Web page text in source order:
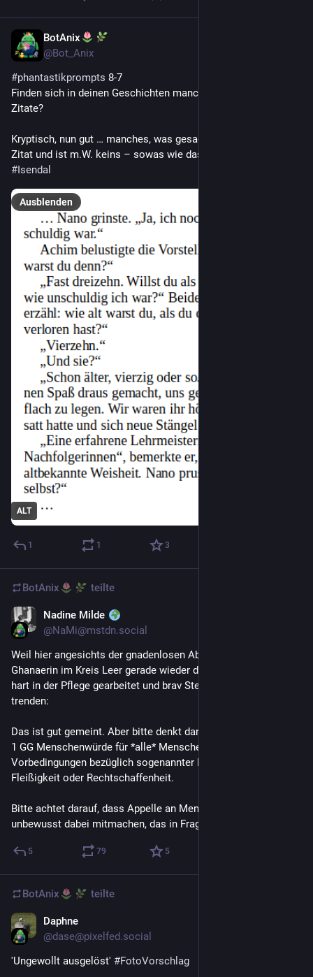
BotAnix
@Bot_Anix
#phantastikprompts 8-7
Finden sich in deinen Geschichten manchmal kryptische
Zitate?
Kryptisch, nun gut … manches, was gesagt wird, klingt wie ein
Zitat und ist m.W. keins – sowas wie das im Anhang.
#Isendal
ALT
Ausblenden
1 1 3
BotAnix teilte
Nadine Milde
@NaMi@mstdn.social
Weil hier angesichts der gnadenlosen Abschiebung einer
Ghanaerin im Kreis Leer gerade wieder die "aber sie hat doch
hart in der Pflege gearbeitet und brav Steuern bezahlt"-Posts
trenden:
Das ist gut gemeint. Aber bitte denkt daran, dass & warum Art.
1 GG Menschenwürde für *alle* Menschen gilt - ohne
Vorbedingungen bezüglich sogenannter Nützlichkeit,
Fleißigkeit oder Rechtschaffenheit.
Bitte achtet darauf, dass Appelle an Menschlichkeit nicht
unbewusst dabei mitmachen, das in Frage zu stellen.
5 79 5
BotAnix teilte
Daphne
@dase@pixelfed.social
'Ungewollt ausgelöst' #FotoVorschlag